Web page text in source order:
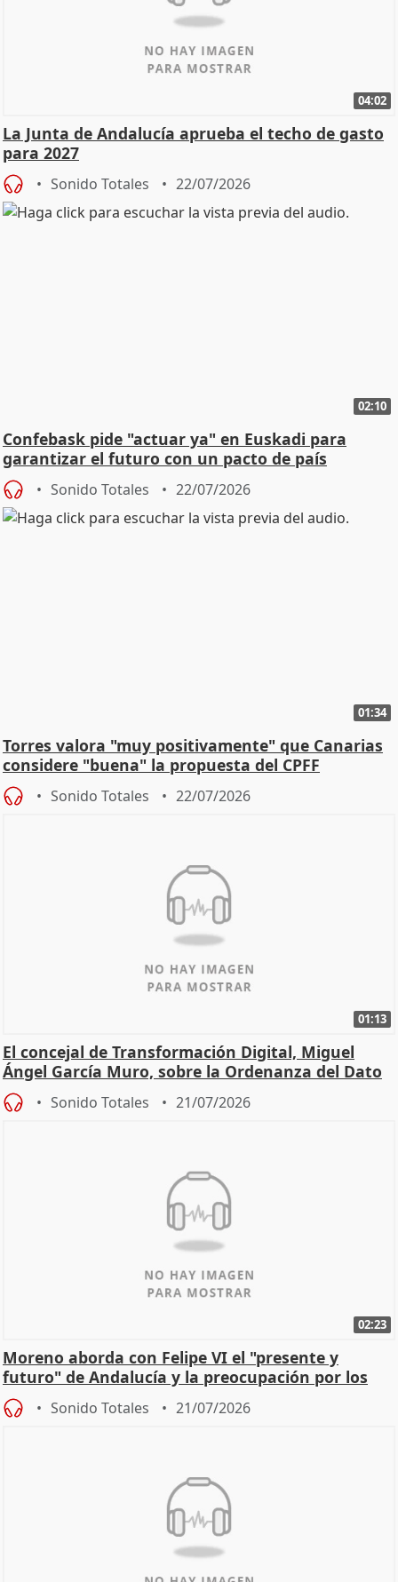
04:02
La Junta de Andalucía aprueba el techo de gasto
para 2027
Sonido Totales 22/07/2026
02:10
Confebask pide "actuar ya" en Euskadi para
garantizar el futuro con un pacto de país
Sonido Totales 22/07/2026
01:34
Torres valora "muy positivamente" que Canarias
considere "buena" la propuesta del CPFF
Sonido Totales 22/07/2026
01:13
El concejal de Transformación Digital, Miguel
Ángel García Muro, sobre la Ordenanza del Dato
Sonido Totales 21/07/2026
02:23
Moreno aborda con Felipe VI el "presente y
futuro" de Andalucía y la preocupación por los
incendios
Sonido Totales 21/07/2026